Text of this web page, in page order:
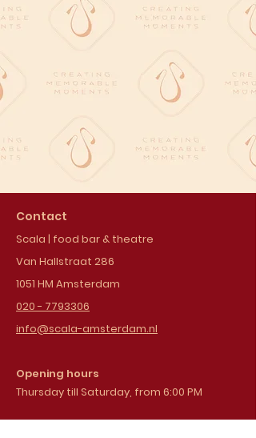
Contact
Scala | food bar & theatre
Van Hallstraat 286
1051 HM Amsterdam
020 - 7793306
info@scala-amsterdam.nl
Opening hours
Thursday till Saturday, from 6:00 PM